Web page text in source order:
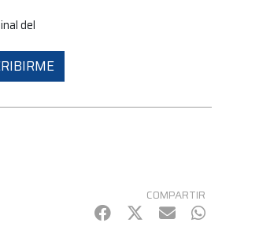
del
COMPARTIR
Facebook
Twitter
mail WhatsApp